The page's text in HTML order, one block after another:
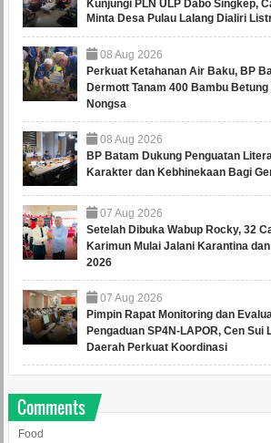
Kunjungi PLN ULP Dabo Singkep,
Minta Desa Pulau Lalang Dialiri
08 Aug 2026
Perkuat Ketahanan Air Baku, BP
Dermott Tanam 400 Bambu
Nongsa
08 Aug 2026
BP Batam Dukung Penguatan
Karakter dan Kebhinekaan Bagi
07 Aug 2026
Setelah Dibuka Wabup Rocky, 32
Karimun Mulai Jalani Karantina
2026
07 Aug 2026
Pimpin Rapat Monitoring dan
Pengaduan SP4N-LAPOR, Cen Sui
Daerah Perkuat Koordinasi
Comments
Food